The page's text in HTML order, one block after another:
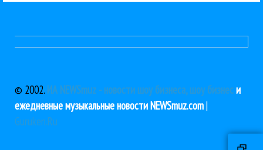
© 2002. ИА NEWSmuz - новости шоу бизнеса, шоу бизнеси
ежедневные музыкальные новости NEWSmuz.com|
Guruken.Ru